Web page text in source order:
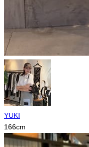
YUKI
166cm